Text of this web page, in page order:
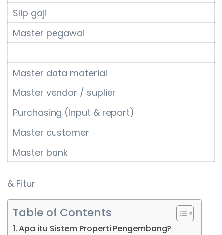
Slip gaji
Master pegawai
Master data material
Master vendor / suplier
Purchasing (Input & report)
Master customer
Master bank
& Fitur
Table of Contents
Apa itu Sistem Properti Pengembang?